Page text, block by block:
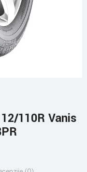
110R Vanis